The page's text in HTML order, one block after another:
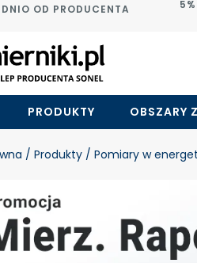
OD PRODUCENTA
PRODUKTY OBSZARY
/ Produkty / Pomiary w